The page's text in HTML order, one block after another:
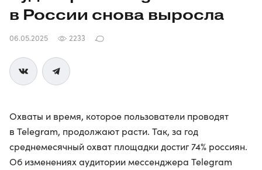
в России снова выросла
06.05.2025 2233
Охваты и время, которое пользователи проводят
в Telegram, продолжают расти. Так, за год
среднемесячный охват площадки достиг 74% россиян.
Об изменениях аудитории мессенджера Telegram